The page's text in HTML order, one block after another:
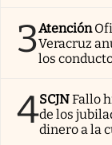
3Atención
Veracruz
los
4SCJNFallo
de los
dinero a la